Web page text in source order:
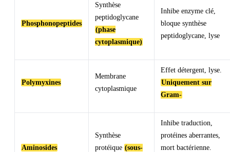
Phosphonopeptides
Synthèse
peptidoglycane
(phase
cytoplasmique)
Inhibe enzyme clé,
bloque synthèse
peptidoglycane, lyse
Polymyxines
Membrane
cytoplasmique
Effet détergent, lyse.
Uniquement sur
Gram-
Aminosides
Synthèse
protéique (sous-
Inhibe traduction,
protéines aberrantes,
mort bactérienne.